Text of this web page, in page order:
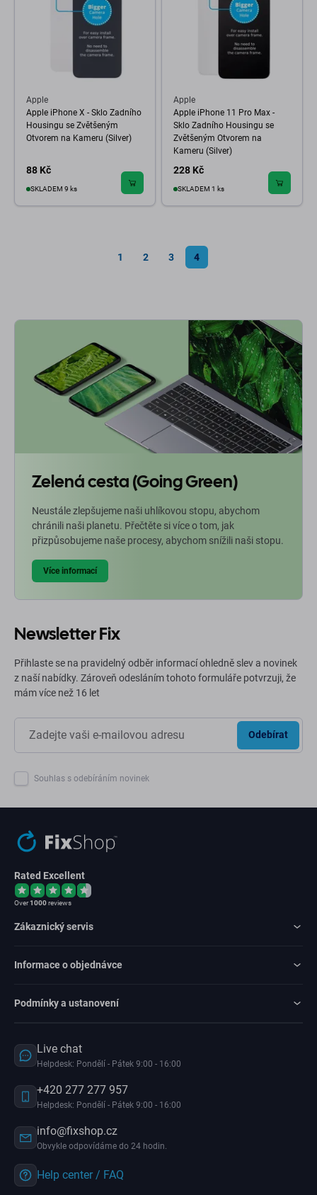
Apple
Apple iPhone X - Sklo Zadního
Housingu se Zvětšeným
Otvorem na Kameru (Silver)
88 Kč
SKLADEM 9 ks
Apple
Apple iPhone 11 Pro Max -
Sklo Zadního Housingu se
Zvětšeným Otvorem na
Kameru (Silver)
228 Kč
SKLADEM 1 ks
1 2 3 4
Zelená cesta (Going Green)
Neustále zlepšujeme naši uhlíkovou stopu, abychom
chránili naši planetu. Přečtěte si více o tom, jak
přizpůsobujeme naše procesy, abychom snížili naši stopu.
Více informací
Newsletter Fix
Přihlaste se na pravidelný odběr informací ohledně slev a novinek
z naší nabídky. Zároveň odesláním tohoto formuláře potvrzuji, že
mám více než 16 let
Odebírat
Souhlas s odebíráním novinek
Rated Excellent
Over1000reviews
Zákaznický servis
Informace o objednávce
Podmínky a ustanovení
Live chat
Helpdesk: Pondělí - Pátek 9:00 - 16:00
+420 277 277 957
Helpdesk: Pondělí - Pátek 9:00 - 16:00
info@fixshop.cz
Obvykle odpovídáme do 24 hodin.
Help center / FAQ